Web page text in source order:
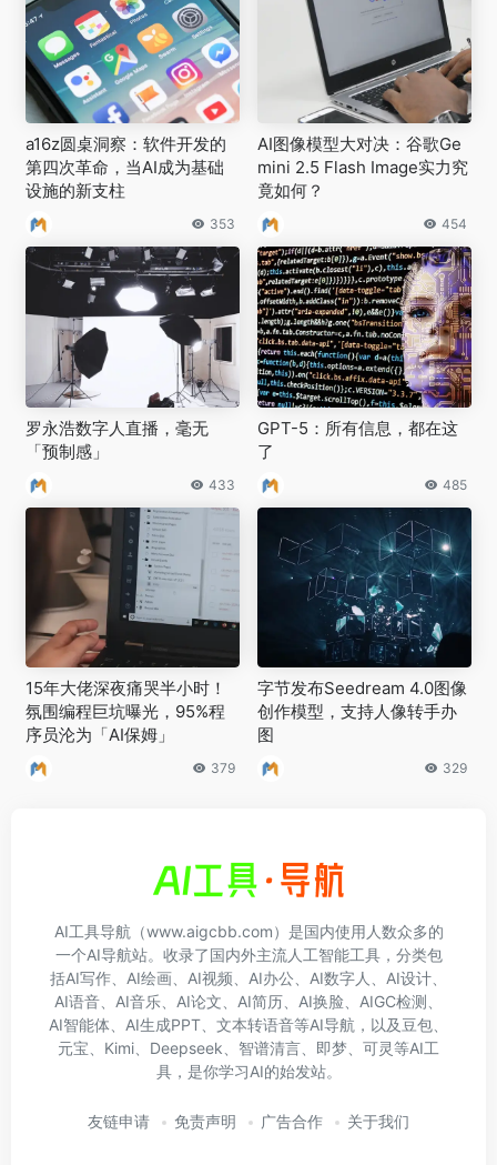
a16z圆桌洞察：软件开发的
第四次革命，当AI成为基础
设施的新支柱
353
AI图像模型大对决：谷歌Ge
mini 2.5 Flash Image实力究
竟如何？
454
罗永浩数字人直播，毫无
「预制感」
433
GPT-5：所有信息，都在这
了
485
15年大佬深夜痛哭半小时！
氛围编程巨坑曝光，95%程
序员沦为「AI保姆」
379
字节发布Seedream 4.0图像
创作模型，支持人像转手办
图
329
AI工具导航（www.aigcbb.com）是国内使用人数众多的
一个AI导航站。收录了国内外主流人工智能工具，分类包
括AI写作、AI绘画、AI视频、AI办公、AI数字人、AI设计、
AI语音、AI音乐、AI论文、AI简历、AI换脸、AIGC检测、
AI智能体、AI生成PPT、文本转语音等AI导航，以及豆包、
元宝、Kimi、Deepseek、智谱清言、即梦、可灵等AI工
具，是你学习AI的始发站。
友链申请 免责声明 广告合作 关于我们